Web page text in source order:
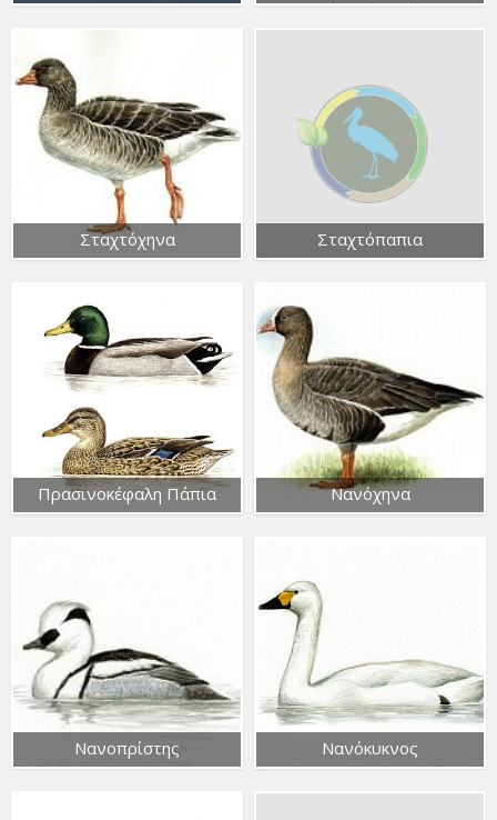
Σταχτόχηνα Σταχτόπαπια
Πρασινοκέφαλη Πάπια Νανόχηνα
Νανοπρίστης Νανόκυκνος